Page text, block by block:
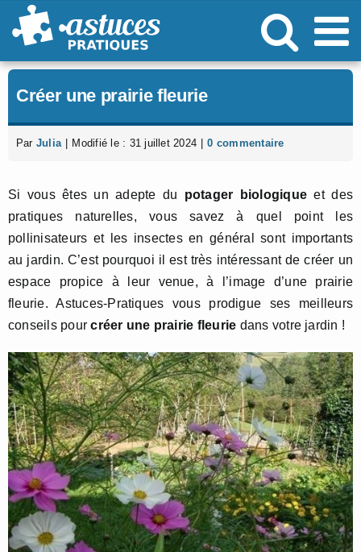
Passer
au
Créer une prairie fleurie
Par Julia Modifié le : 31 juillet 2024 0 commentaire
Si vous êtes un adepte du potager biologique et des
pratiques naturelles, vous savez à quel point les
pollinisateurs et les insectes en général sont importants
au jardin. C’est pourquoi il est très intéressant de créer un
espace propice à leur venue, à l’image d’une prairie
fleurie. Astuces-Pratiques vous prodigue ses meilleurs
conseils pour créer une prairie fleurie dans votre jardin !